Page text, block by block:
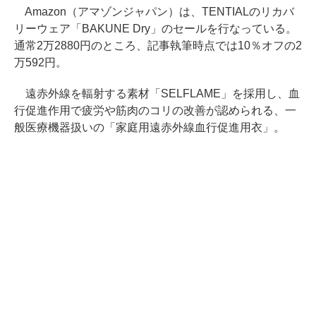
Amazon（アマゾンジャパン）は、TENTIALのリカバ
リーウェア「BAKUNE Dry」のセールを行なっている。
通常2万2880円のところ、記事執筆時点では10％オフの2
万592円。
遠赤外線を輻射する素材「SELFLAME」を採用し、血
行促進作用で疲労や筋肉のコリの改善が認められる、一
般医療機器扱いの「家庭用遠赤外線血行促進用衣」。